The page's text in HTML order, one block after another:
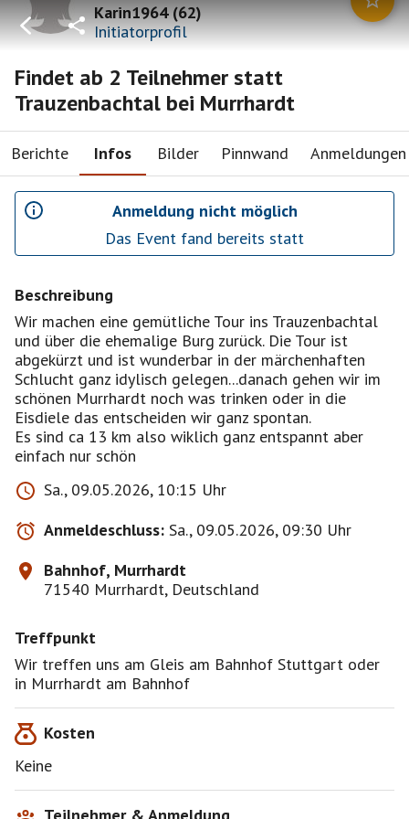
Karin1964(62)
Initiatorprofil
Findet ab 2 Teilnehmer statt
Trauzenbachtal bei Murrhardt
Berichte Infos Bilder Pinnwand Anmeldungen
Anmeldung nicht möglich
Das Event fand bereits statt
Beschreibung
Wir machen eine gemütliche Tour ins Trauzenbachtal
und über die ehemalige Burg zurück. Die Tour ist
abgekürzt und ist wunderbar in der märchenhaften
Schlucht ganz idylisch gelegen...danach gehen wir im
schönen Murrhardt noch was trinken oder in die
Eisdiele das entscheiden wir ganz spontan.
Es sind ca 13 km also wiklich ganz entspannt aber
einfach nur schön
Sa., 09.05.2026, 10:15 Uhr
Anmeldeschluss: Sa., 09.05.2026, 09:30 Uhr
Bahnhof, Murrhardt
71540 Murrhardt, Deutschland
Treffpunkt
Wir treffen uns am Gleis am Bahnhof Stuttgart oder
in Murrhardt am Bahnhof
Kosten
Keine